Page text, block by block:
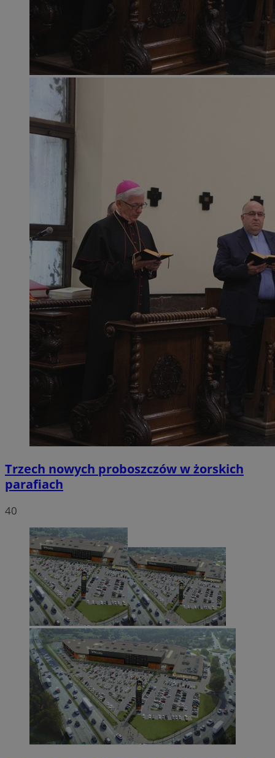
Trzech nowych proboszczów w żorskich
parafiach
40